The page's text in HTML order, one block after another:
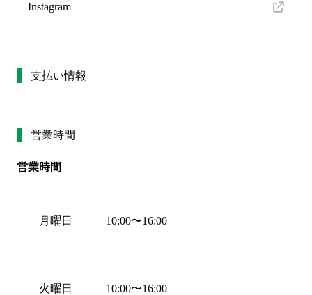
Instagram
支払い情報
営業時間
営業時間
月曜日
火曜日
10:00〜16:00
10:00〜16:00